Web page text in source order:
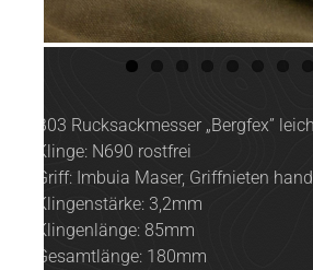
B03 Rucksackmesser „Bergfex”
Klinge: N690 rostfrei
Griff: Imbuia Maser, Griffnieten
Klingenstärke: 3,2mm
Klingenlänge: 85mm
Gesamtlänge: 180mm